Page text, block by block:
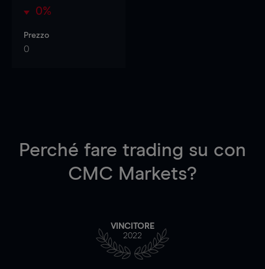
0%
Prezzo
0
Perché fare trading su con
CMC Markets?
VINCITORE
2022